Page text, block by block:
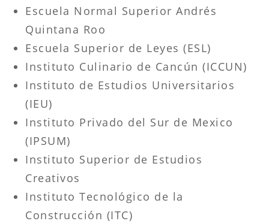
Escuela Normal Superior Andrés
Quintana Roo
Escuela Superior de Leyes (ESL)
Instituto Culinario de Cancún (ICCUN)
Instituto de Estudios Universitarios
(IEU)
Instituto Privado del Sur de Mexico
(IPSUM)
Instituto Superior de Estudios
Creativos
Instituto Tecnológico de la
Construcción (ITC)